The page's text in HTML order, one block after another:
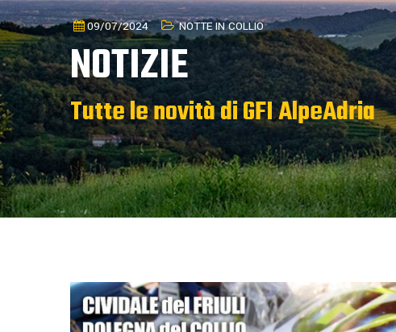
09/07/2024 NOTTE IN COLLIO
NOTIZIE
Tutte le novità di GFI AlpeAdria